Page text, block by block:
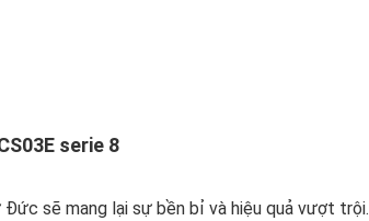
serie 8
sẽ mang lại sự bền bỉ và hiệu quả vượt trội.